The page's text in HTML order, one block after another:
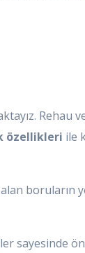
Rehau
özellikleri ile
boruların
sayesinde